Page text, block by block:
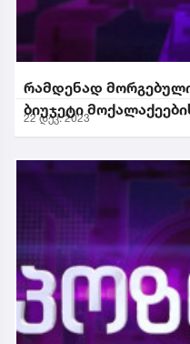
რამდენად
ბიუჯეტი
22 დეკ. 2023